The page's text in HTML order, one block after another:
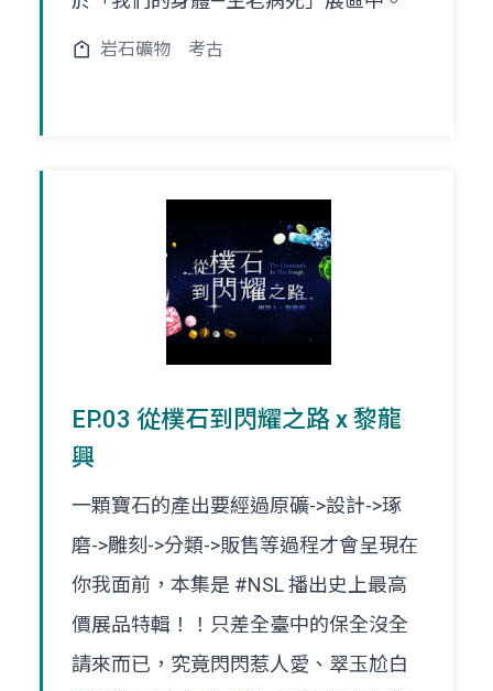
岩石礦物 考古
EP.03 從樸石到閃耀之路 x 黎龍
興
一顆寶石的產出要經過原礦->設計->琢
磨->雕刻->分類->販售等過程才會呈現在
你我面前，本集是 #NSL 播出史上最高
價展品特輯！！只差全臺中的保全沒全
請來而已，究竟閃閃惹人愛、翠玉尬白